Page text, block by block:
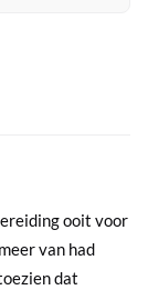
ooit voor
van had
dat